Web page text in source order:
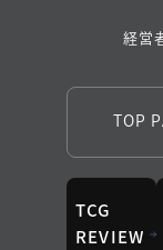
経営
TOP
TCG
REVIEW